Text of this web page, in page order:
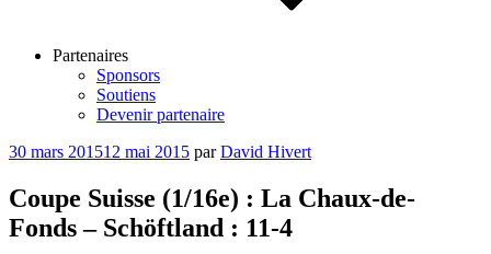
Partenaires
Sponsors
Soutiens
Devenir partenaire
Publié
30 mars 201512 mai 2015 parDavid Hivert
Coupe Suisse (1/16e) : La Chaux-de-
Fonds – Schöftland : 11-4